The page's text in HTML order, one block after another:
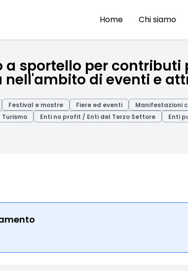
Home Chi siamo
a sportello per
di eventi e
Festival e mostre Fiere ed eventi Manifestazioni
Turismo Enti no profit / Enti del Terzo Settore Enti